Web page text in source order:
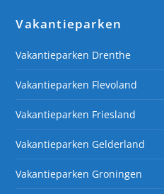
Vakantieparken
Vakantieparken Drenthe
Vakantieparken Flevoland
Vakantieparken Friesland
Vakantieparken Gelderland
Vakantieparken Groningen